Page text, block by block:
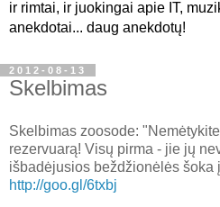
ir rimtai, ir juokingai apie IT,
anekdotai... daug anekdotų!
2012-08-13
Skelbimas
Skelbimas zoosode:
rezervuarą! Visų pirma - jie jų
išbadėjusios beždžionėlės šoka
http://goo.gl/6txbj